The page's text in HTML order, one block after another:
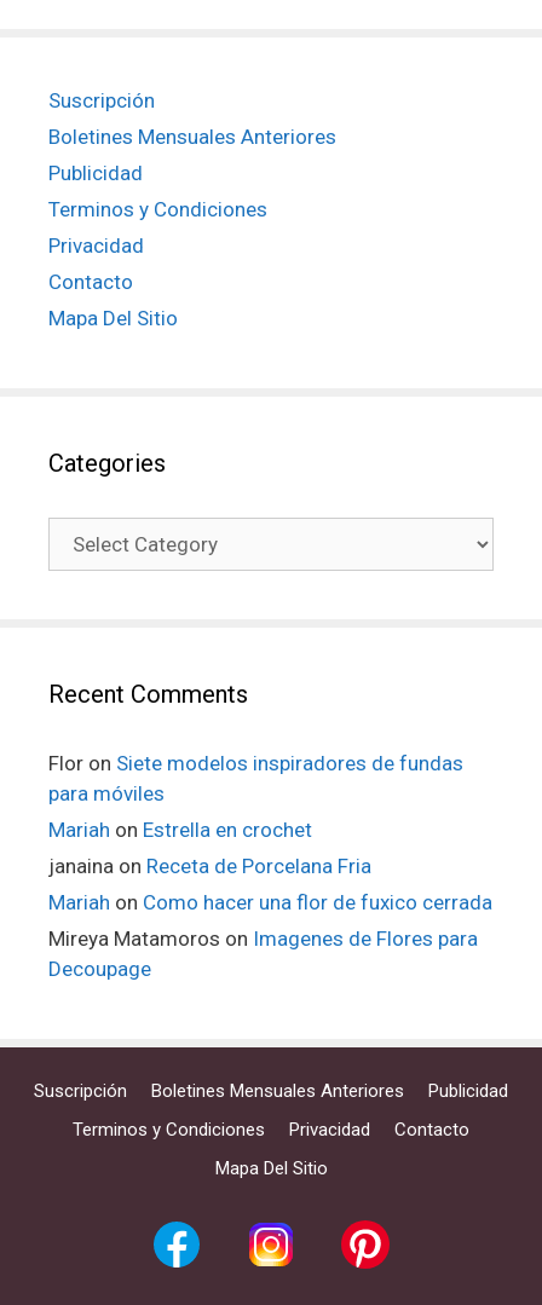
Suscripción
Boletines Mensuales Anteriores
Publicidad
Terminos y Condiciones
Privacidad
Contacto
Mapa Del Sitio
Categories
Recent Comments
Flor on Siete modelos inspiradores de fundas
para móviles
Mariah on Estrella en crochet
janaina on Receta de Porcelana Fria
Mariah on Como hacer una flor de fuxico cerrada
Mireya Matamoros on Imagenes de Flores para
Decoupage
Suscripción Boletines Mensuales Anteriores
Publicidad
Terminos y Condiciones
Privacidad
Contacto
Mapa Del Sitio